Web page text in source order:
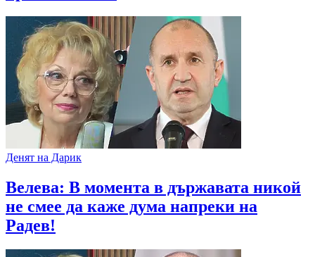
Денят на Дарик
Велева: В момента в държавата никой
не смее да каже дума напреки на
Радев!